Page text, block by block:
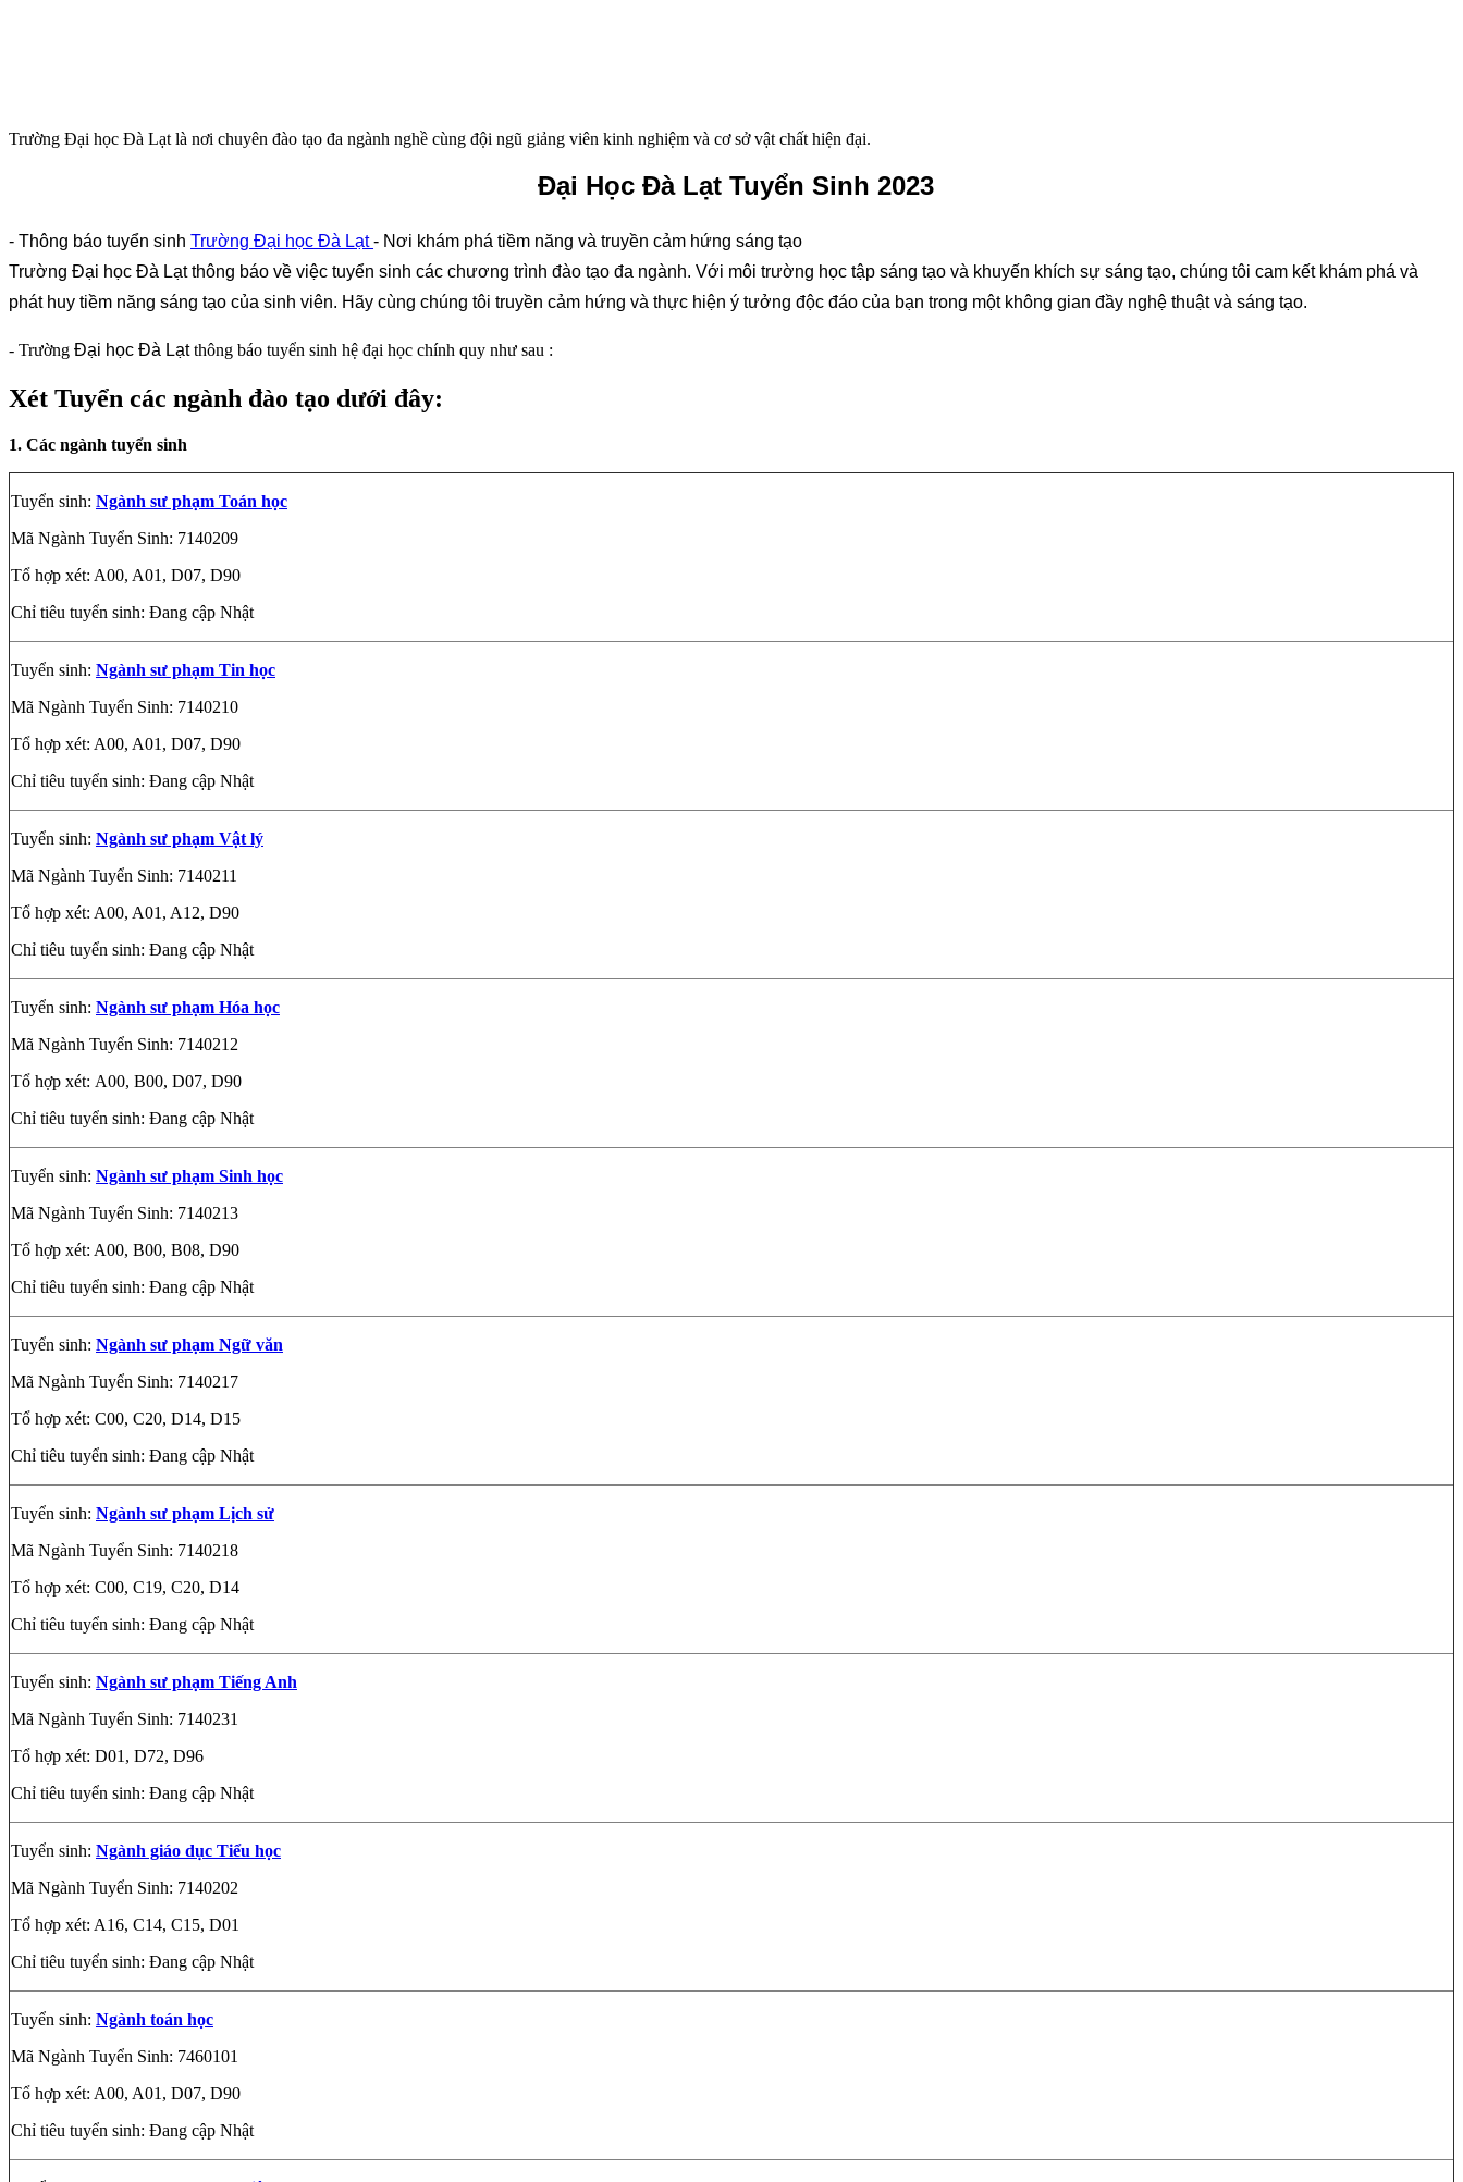
Trường Đại học Đà Lạt là nơi chuyên đào tạo đa ngành nghề cùng đội ngũ giảng viên kinh nghiệm và cơ sở vật chất hiện đại.
Đại Học Đà Lạt Tuyển Sinh 2023
- Thông báo tuyển sinh Trường Đại học Đà Lạt- Nơi khám phá tiềm năng và truyền cảm hứng sáng tạo
Trường Đại học Đà Lạt thông báo về việc tuyển sinh các chương trình đào tạo đa ngành. Với môi trường học tập sáng tạo và khuyến khích sự sáng tạo, chúng tôi cam kết khám phá và
phát huy tiềm năng sáng tạo của sinh viên. Hãy cùng chúng tôi truyền cảm hứng và thực hiện ý tưởng độc đáo của bạn trong một không gian đầy nghệ thuật và sáng tạo.
- Trường Đại học Đà Lạtthông báo tuyển sinh hệ đại học chính quy như sau :
Xét Tuyển các ngành đào tạo dưới đây:
1. Các ngành tuyển sinh
Tuyển sinh: Ngành sư phạm Toán học
Mã Ngành Tuyển Sinh: 7140209
Tổ hợp xét: A00, A01, D07, D90
Chỉ tiêu tuyển sinh: Đang cập Nhật
Tuyển sinh: Ngành sư phạm Tin học
Mã Ngành Tuyển Sinh: 7140210
Tổ hợp xét: A00, A01, D07, D90
Chỉ tiêu tuyển sinh: Đang cập Nhật
Tuyển sinh: Ngành sư phạm Vật lý
Mã Ngành Tuyển Sinh: 7140211
Tổ hợp xét: A00, A01, A12, D90
Chỉ tiêu tuyển sinh: Đang cập Nhật
Tuyển sinh: Ngành sư phạm Hóa học
Mã Ngành Tuyển Sinh: 7140212
Tổ hợp xét: A00, B00, D07, D90
Chỉ tiêu tuyển sinh: Đang cập Nhật
Tuyển sinh: Ngành sư phạm Sinh học
Mã Ngành Tuyển Sinh: 7140213
Tổ hợp xét: A00, B00, B08, D90
Chỉ tiêu tuyển sinh: Đang cập Nhật
Tuyển sinh: Ngành sư phạm Ngữ văn
Mã Ngành Tuyển Sinh: 7140217
Tổ hợp xét: C00, C20, D14, D15
Chỉ tiêu tuyển sinh: Đang cập Nhật
Tuyển sinh: Ngành sư phạm Lịch sử
Mã Ngành Tuyển Sinh: 7140218
Tổ hợp xét: C00, C19, C20, D14
Chỉ tiêu tuyển sinh: Đang cập Nhật
Tuyển sinh: Ngành sư phạm Tiếng Anh
Mã Ngành Tuyển Sinh: 7140231
Tổ hợp xét: D01, D72, D96
Chỉ tiêu tuyển sinh: Đang cập Nhật
Tuyển sinh: Ngành giáo dục Tiểu học
Mã Ngành Tuyển Sinh: 7140202
Tổ hợp xét: A16, C14, C15, D01
Chỉ tiêu tuyển sinh: Đang cập Nhật
Tuyển sinh: Ngành toán học
Mã Ngành Tuyển Sinh: 7460101
Tổ hợp xét: A00, A01, D07, D90
Chỉ tiêu tuyển sinh: Đang cập Nhật